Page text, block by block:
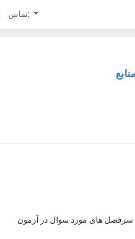
تماس:
به عنوان به روز رسانی سرفصل های مورد سوال در آزمون